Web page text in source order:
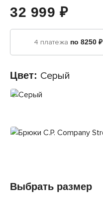
32 999 ₽
4 платежа по 8250 ₽
Цвет: Серый
Выбрать размер